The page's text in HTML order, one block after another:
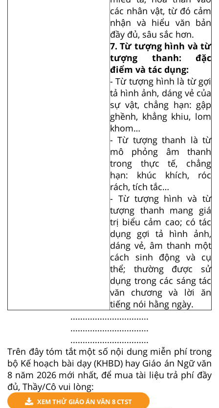
các nhân vật, từ đó cảm
nhận và hiểu văn bản
đầy đủ, sâu sắc hơn.
7. Từ tượng hình và từ
tượng thanh: đặc
điểm và tác dụng:
- Từ tượng hình là từ gợi
tả hình ảnh, dáng vẻ của
sự vật, chẳng hạn: gập
ghềnh, khẳng khiu, lom
khom…
- Từ tượng thanh là từ
mô phỏng âm thanh
trong thực tế, chẳng
hạn: khúc khích, róc
rách, tích tắc…
- Từ tượng hình và từ
tượng thanh mang giá
trị biểu cảm cao; có tác
dụng gợi tả hình ảnh,
dáng vẻ, âm thanh một
cách sinh động và cụ
thể; thường được sử
dụng trong các sáng tác
văn chương và lời ăn
tiếng nói hằng ngày.
................................
................................
................................
Trên đây tóm tắt một số nội dung miễn phí trong
bộ Kế hoạch bài dạy (KHBD) hay Giáo án Ngữ văn
8 năm 2026 mới nhất, để mua tài liệu trả phí đầy
đủ, Thầy/Cô vui lòng:
XEM THỬ GIÁO ÁN VĂN 8 CTST